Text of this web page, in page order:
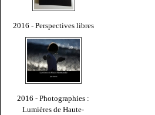
2016 - Perspectives libres
2016 - Photographies :
Lumières de Haute-